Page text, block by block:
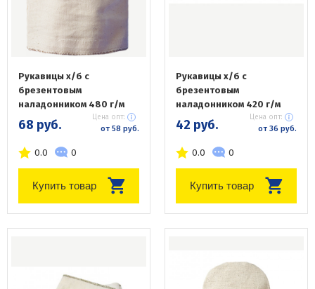
Рукавицы х/б с
брезентовым
наладонником 480 г/м
68 руб. Цена опт:
от 58 руб.
0.0 0
Купить товар
Рукавицы х/б с
брезентовым
наладонником 420 г/м
42 руб. Цена опт:
от 36 руб.
0.0 0
Купить товар